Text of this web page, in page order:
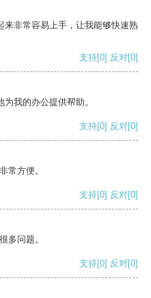
来非常容易上手，让我能够快速熟
支持[0] 反对[0]
我的办公提供帮助。
支持[0] 反对[0]
常方便。
支持[0] 反对[0]
多问题。
支持[0] 反对[0]